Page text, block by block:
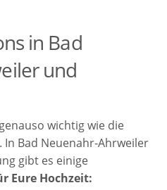
in Bad
und
wichtig wie die
Bad Neuenahr-Ahrweiler
gibt es einige
Eure Hochzeit: